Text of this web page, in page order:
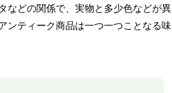
などの関係で、実物と多少色などが異
ンティーク商品は一つ一つことなる味